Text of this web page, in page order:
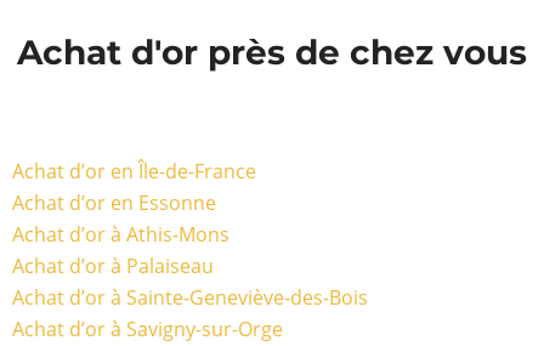
Achat d'or près de chez vous
Achat d’or en Île-de-France
Achat d’or en Essonne
Achat d’or à Athis-Mons
Achat d’or à Palaiseau
Achat d’or à Sainte-Geneviève-des-Bois
Achat d’or à Savigny-sur-Orge